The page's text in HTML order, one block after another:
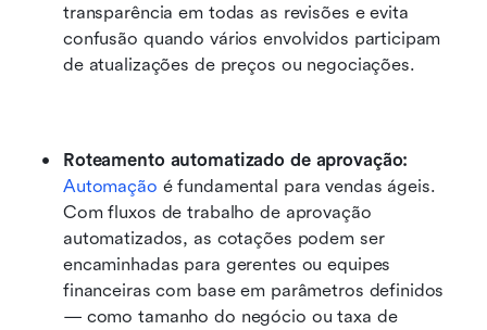
transparência em todas as revisões e evita
confusão quando vários envolvidos participam
de atualizações de preços ou negociações.
Automação é fundamental para vendas ágeis.
Com fluxos de trabalho de aprovação
automatizados, as cotações podem ser
encaminhadas para gerentes ou equipes
financeiras com base em parâmetros definidos
— como tamanho do negócio ou taxa de